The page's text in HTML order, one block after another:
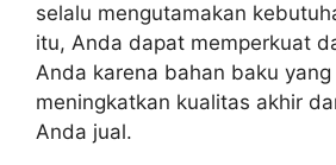
selalu mengutamakan
itu, Anda dapat memperkuat
Anda karena bahan baku
meningkatkan kualitas akhir
Anda jual.